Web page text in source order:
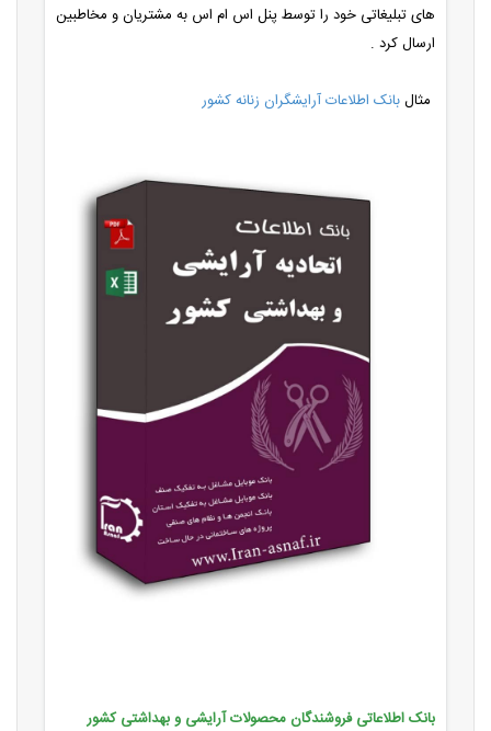
های تبلیغاتی خود را توسط پنل اس ام اس به مشتریان و مخاطبین
ارسال کرد .
مثالبانک اطلاعات آرایشگران زنانه کشور
بانک اطلاعاتی فروشندگان محصولات آرایشی و بهداشتی کشور